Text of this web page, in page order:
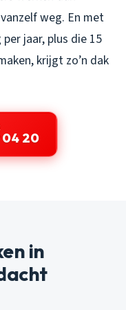
weg. En met
jaar, plus die 15
krijgt zo’n dak
04 20
in